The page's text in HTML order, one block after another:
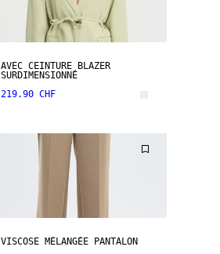
AVEC CEINTURE BLAZER
SURDIMENSIONNÉ
219.90 CHF
VISCOSE MÉLANGÉE PANTALON